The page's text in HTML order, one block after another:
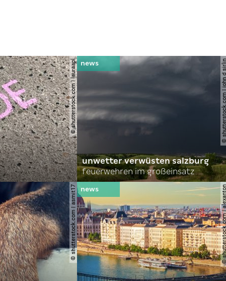
© shutterstock.com | lauraapl ©
unwetter verwüsten salzburg
feuerwehren im großeinsatz
© shutterstock.com | asmit17 ©